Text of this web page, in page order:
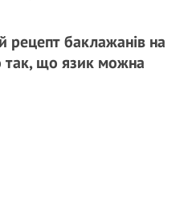
рецепт баклажанів на
що язик можна